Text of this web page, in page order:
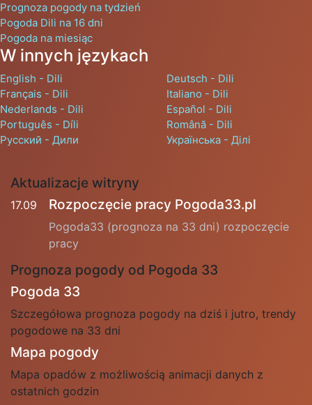
Prognoza pogody na tydzień
Pogoda Dili na 16 dni
Pogoda na miesiąc
W innych językach
English - Dili
Deutsch - Dili
Français - Dili
Italiano - Dili
Nederlands - Dili
Español - Dili
Português - Díli
Română - Dili
Русский - Дили
Українська - Ділі
Aktualizacje witryny
17.09 Rozpoczęcie pracy Pogoda33.pl
Pogoda33 (prognoza na 33 dni) rozpoczęcie
pracy
Prognoza pogody od Pogoda 33
Pogoda 33
Szczegółowa prognoza pogody na dziś i jutro, trendy
pogodowe na 33 dni
Mapa pogody
Mapa opadów z możliwością animacji danych z
ostatnich godzin